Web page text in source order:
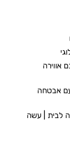
אווירה
אבטחה
לבית | עשה